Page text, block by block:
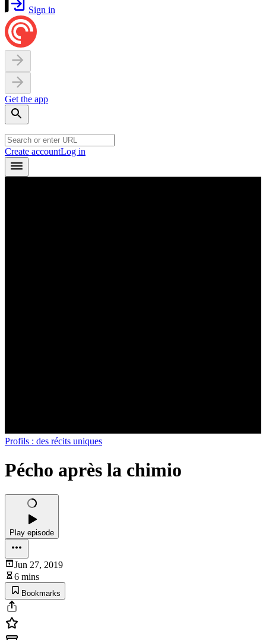
Sign in
Get the app
Create accountLog in
Profils : des récits uniques
Pécho après la chimio
Play episode
Jun 27, 2019
6 mins
Bookmarks